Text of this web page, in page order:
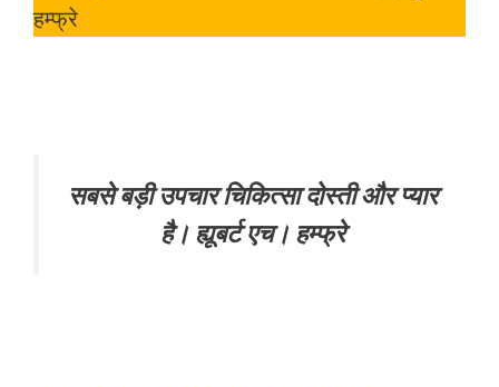
हम्फ्रे
सबसे बड़ी उपचार चिकित्सा दोस्ती और प्यार
है। ह्यूबर्ट एच। हम्फ्रे